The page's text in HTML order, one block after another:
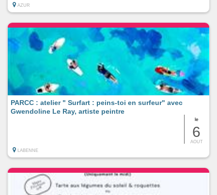
AZUR
le
6
AOUT
PARCC : atelier " Surfart : peins-toi en surfeur" avec
Gwendoline Le Ray, artiste peintre
LABENNE